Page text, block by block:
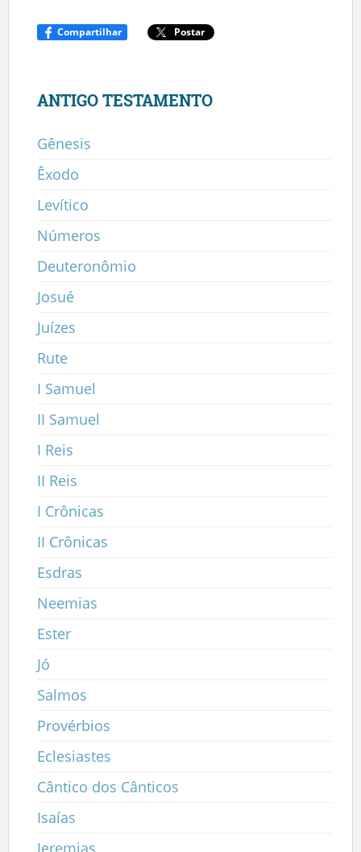
Compartilhar Postar
ANTIGO TESTAMENTO
Gênesis
Êxodo
Levítico
Números
Deuteronômio
Josué
Juízes
Rute
I Samuel
II Samuel
I Reis
II Reis
I Crônicas
II Crônicas
Esdras
Neemias
Ester
Jó
Salmos
Provérbios
Eclesiastes
Cântico dos Cânticos
Isaías
Jeremias